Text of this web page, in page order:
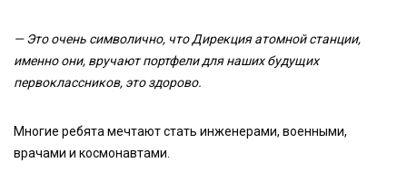
— Это очень символично, что Дирекция атомной станции,
именно они, вручают портфели для наших будущих
первоклассников, это здорово.
Многие ребята мечтают стать инженерами, военными,
врачами и космонавтами.